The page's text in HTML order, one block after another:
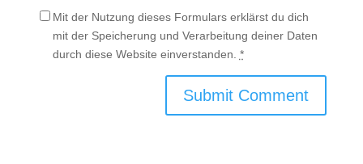
Mit der Nutzung dieses Formulars erklärst du dich
mit der Speicherung und Verarbeitung deiner Daten
durch diese Website einverstanden. *